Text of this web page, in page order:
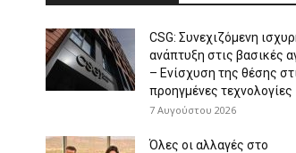
CSG: Συνεχιζόμενη
ανάπτυξη στις βασικές
– Ενίσχυση της θέσης
προηγμένες τεχνολογίες
7 Αυγούστου 2026
Όλες οι αλλαγές στο